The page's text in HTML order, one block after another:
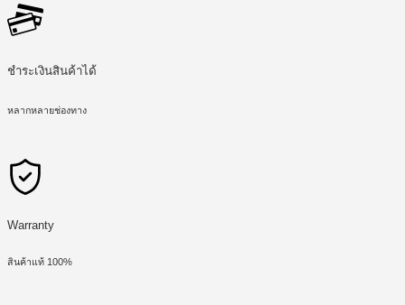
ชำระเงินสินค้าได้
หลากหลายช่องทาง
Warranty
สินค้าแท้ 100%